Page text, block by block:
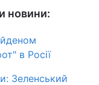
новини:
в Росії
Зеленський